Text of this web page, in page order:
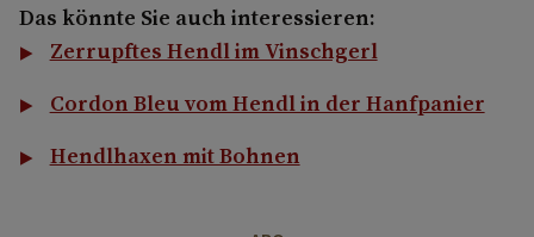
Das könnte Sie auch interessieren:
Zerrupftes Hendl im Vinschgerl
Cordon Bleu vom Hendl in der Hanfpanier
Hendlhaxen mit Bohnen